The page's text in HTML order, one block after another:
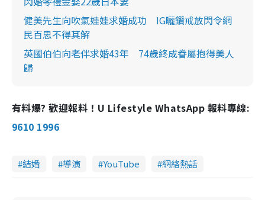
健美先生向吹氣娃娃求婚成功 IG曬鑽戒放閃令網
民百思不得其解
英國伯伯向老伴求婚43年 74歲終成眷屬抱得美人
歸
有料爆? 歡迎報料！U Lifestyle WhatsApp 報料專線:
9610 1996
結婚 導演 YouTube 網絡熱話